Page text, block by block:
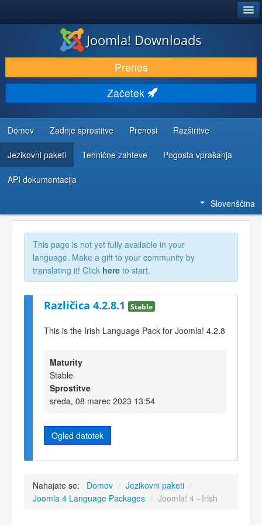
PRENESI IN RAZŠIRI
ODKRIJTE & IZVEJTE
SKUPNOST IN PODPORA
VIRI ZA RAZVIJALCE
Joomla! Downloads
Prenos
Začetek
Domov Zadnje sprostitve Prenosi Razširitve
Jezikovni paketi Tehnične zahteve Pogosta vprašanja
API dokumentacija
Slovenščina
This page is not yet fully available in your
language. Make a gift to your community by
translating it! Click here to start.
Različica 4.2.8.1 Stable
This is the Irish Language Pack for Joomla! 4.2.8
Maturity
Stable
Sprostitve
sreda, 08 marec 2023 13:54
Ogled datotek
Nahajate se: Domov / Jezikovni paketi /
Joomla 4 Language Packages / Joomla! 4 - Irish